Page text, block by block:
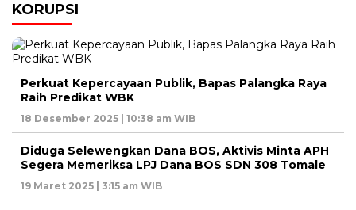
KORUPSI
Perkuat Kepercayaan Publik, Bapas Palangka Raya
Raih Predikat WBK
18 Desember 2025 | 10:38 am WIB
Diduga Selewengkan Dana BOS, Aktivis Minta APH
Segera Memeriksa LPJ Dana BOS SDN 308 Tomale
19 Maret 2025 | 3:15 am WIB